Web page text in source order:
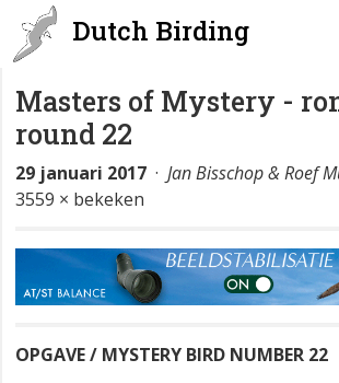
Dutch Birding
Masters of Mystery -
round 22
29 januari 2017 · Jan Bisschop & Roef
3559 × bekeken
OPGAVE / MYSTERY BIRD NUMBER 22